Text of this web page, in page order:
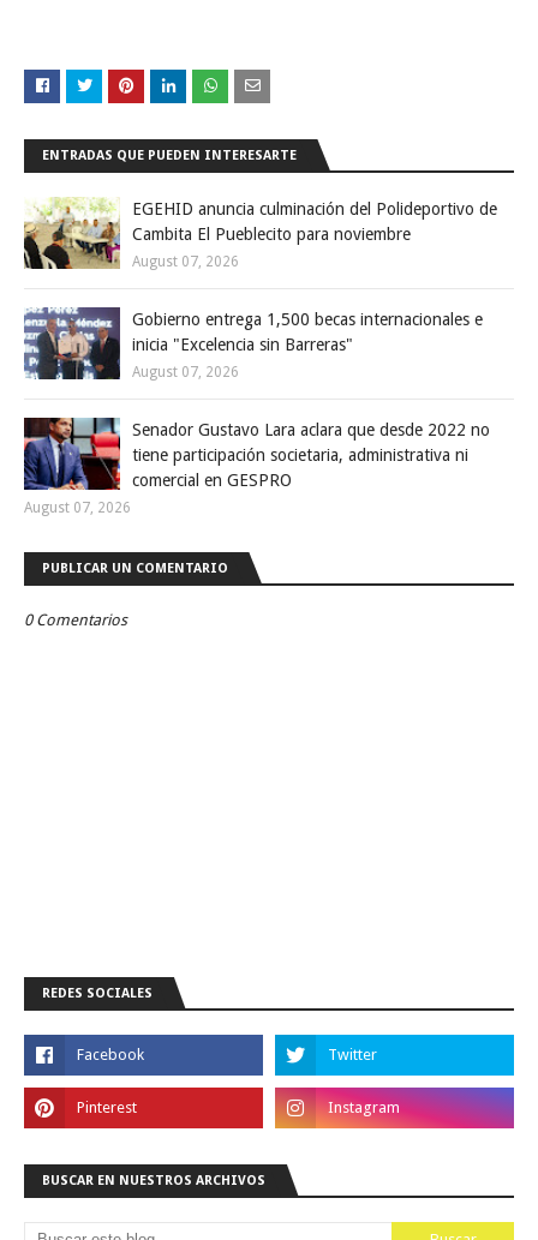
ENTRADAS QUE PUEDEN INTERESARTE
EGEHID anuncia culminación del Polideportivo de
Cambita El Pueblecito para noviembre
August 07, 2026
Gobierno entrega 1,500 becas internacionales e
inicia "Excelencia sin Barreras"
August 07, 2026
Senador Gustavo Lara aclara que desde 2022 no
tiene participación societaria, administrativa ni
comercial en GESPRO
August 07, 2026
PUBLICAR UN COMENTARIO
0 Comentarios
REDES SOCIALES
BUSCAR EN NUESTROS ARCHIVOS